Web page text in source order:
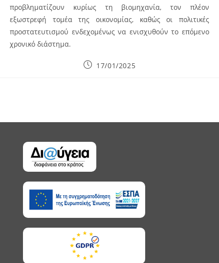
προβληματίζουν κυρίως τη βιομηχανία, τον πλέον
εξωστρεφή τομέα της οικονομίας, καθώς οι πολιτικές
προστατευτισμού ενδεχομένως να ενισχυθούν το επόμενο
χρονικό διάστημα.
Post17/01/2025